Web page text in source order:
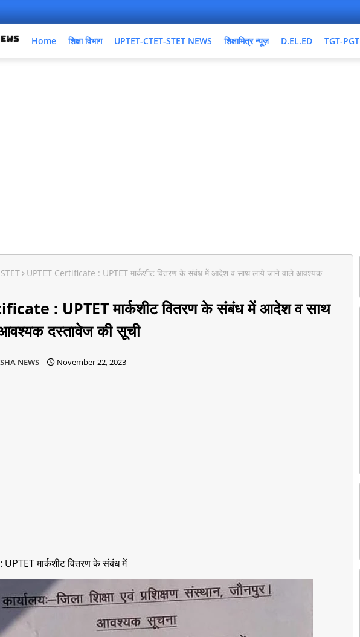
Home शिक्षा विभाग UPTET-CTET-STET NEWS शिक्षामित्र न्यूज़ D.EL.ED TGT-PGT
UPTET Certificate : UPTET मार्कशीट वितरण के संबंध में आदेश व साथ लाये जाने वाले आवश्यक
: UPTET मार्कशीट वितरण के संबंध में आदेश व साथ
दस्तावेज की सूची
NEWS November 22, 2023
मार्कशीट वितरण के संबंध में